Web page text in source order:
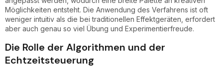
Möglichkeiten entsteht. Die Anwendung des Verfahrens ist oft
weniger intuitiv als die bei traditionellen Effektgeräten, erfordert
aber auch genau so viel Übung und Experimentierfreude.
Die Rolle der Algorithmen und der
Echtzeitsteuerung